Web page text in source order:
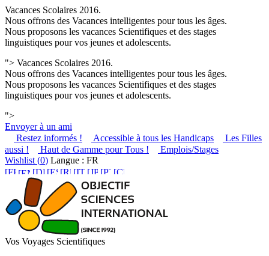
Vacances Scolaires 2016.
Nous offrons des Vacances intelligentes pour tous les âges.
Nous proposons les vacances Scientifiques et des stages
linguistiques pour vos jeunes et adolescents.
"> Vacances Scolaires 2016.
Nous offrons des Vacances intelligentes pour tous les âges.
Nous proposons les vacances Scientifiques et des stages
linguistiques pour vos jeunes et adolescents.
">
Envoyer à un ami
Restez informés !
Accessible à tous les Handicaps
Les Filles
aussi !
Haut de Gamme pour Tous !
Emplois/Stages
Wishlist (0) Langue : FR
Vos Voyages Scientifiques